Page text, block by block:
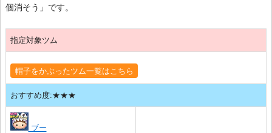
個消そう」です。
指定対象ツム
帽子をかぶったツム一覧はこちら
おすすめ度:★★★
ブー